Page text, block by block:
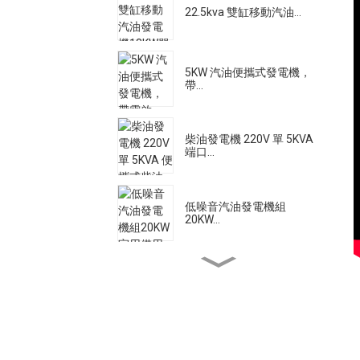
22.5kva 雙缸移動汽油...
5KW 汽油便攜式發電機，
帶...
柴油發電機 220V 單 5KVA
端口...
低噪音汽油發電機組
20KW...